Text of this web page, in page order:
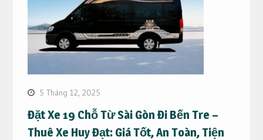
5 Tháng 12, 2025
Đặt Xe 19 Chỗ Từ Sài Gòn Đi Bến Tre –
Thuê Xe Huy Đạt: Giá Tốt, An Toàn, Tiện